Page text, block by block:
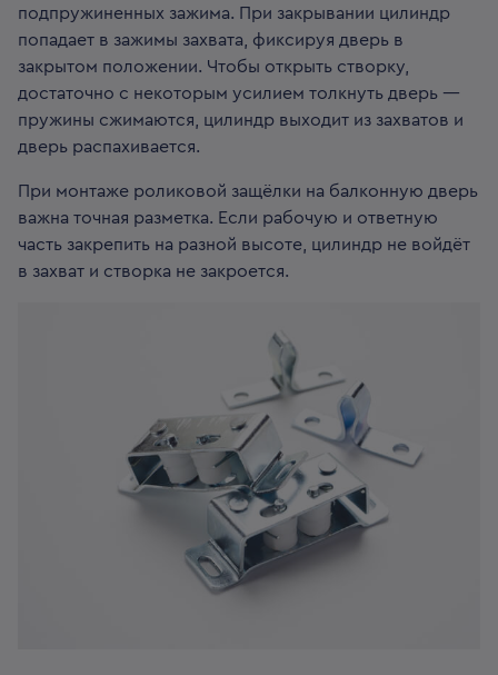
подпружиненных зажима. При закрывании цилиндр
попадает в зажимы захвата, фиксируя дверь в
закрытом положении. Чтобы открыть створку,
достаточно с некоторым усилием толкнуть дверь —
пружины сжимаются, цилиндр выходит из захватов и
дверь распахивается.
При монтаже роликовой защёлки на балконную дверь
важна точная разметка. Если рабочую и ответную
часть закрепить на разной высоте, цилиндр не войдёт
в захват и створка не закроется.